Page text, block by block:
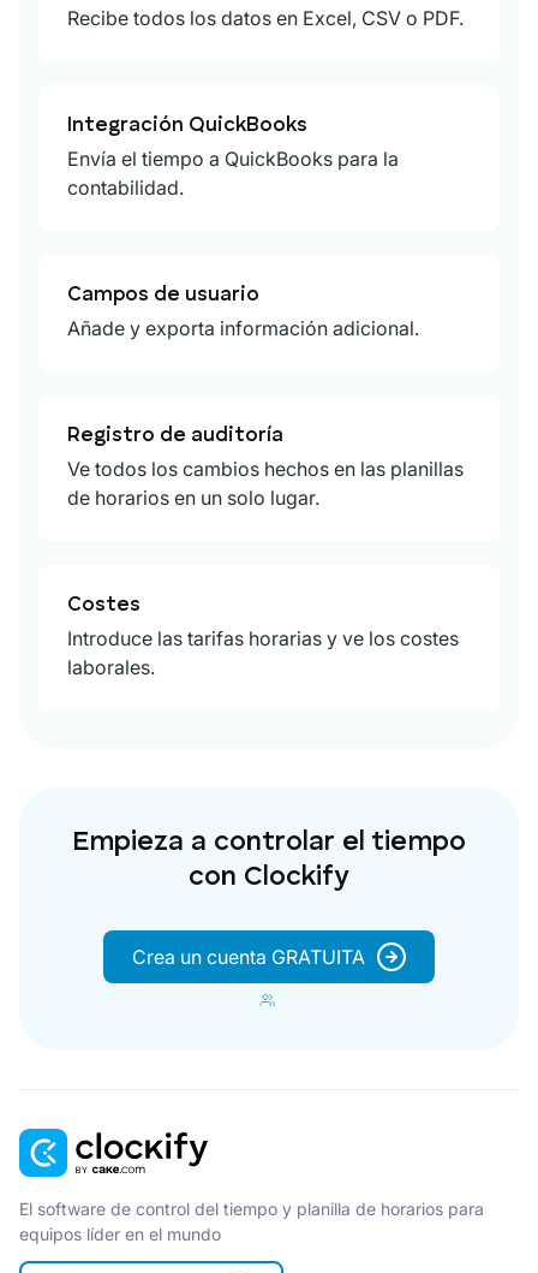
Recibe todos los datos en Excel, CSV o PDF.
Integración QuickBooks
Envía el tiempo a QuickBooks para la
contabilidad.
Campos de usuario
Añade y exporta información adicional.
Registro de auditoría
Ve todos los cambios hechos en las planillas
de horarios en un solo lugar.
Costes
Introduce las tarifas horarias y ve los costes
laborales.
Empieza a controlar el tiempo
con Clockify
Crea un cuenta GRATUITA
El software de control del tiempo y planilla de horarios para
equipos líder en el mundo